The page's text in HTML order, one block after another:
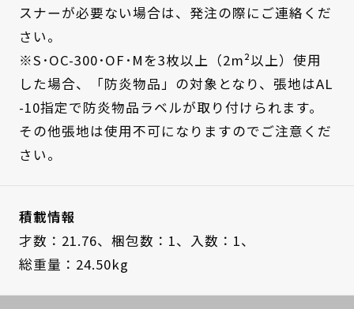
スナーが必要ない場合は、発注の際にご連絡くだ
さい。
※S･OC-300･OF･Mを3枚以上（2m²以上）使用
した場合、「防炎物品」の対象となり、張地はAL
-10指定で防炎物品ラベルが取り付けられます。
その他張地は使用不可になりますのでご注意くだ
さい。
積載情報
才数：21.76、 梱包数：1、
入数：1、
総重量：24.50kg